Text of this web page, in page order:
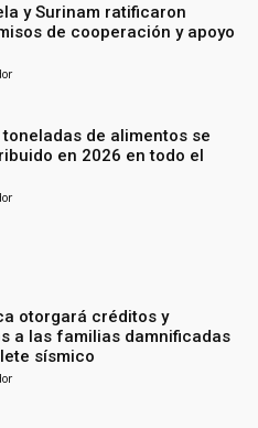
y Surinam ratificaron
de cooperación y apoyo
toneladas de alimentos se
en 2026 en todo el
otorgará créditos y
a las familias damnificadas
sísmico